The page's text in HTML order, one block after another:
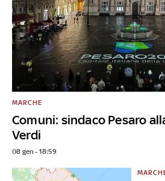
Comuni: sindaco Pesaro
Verdi
MARCHE
08 gen - 18:59